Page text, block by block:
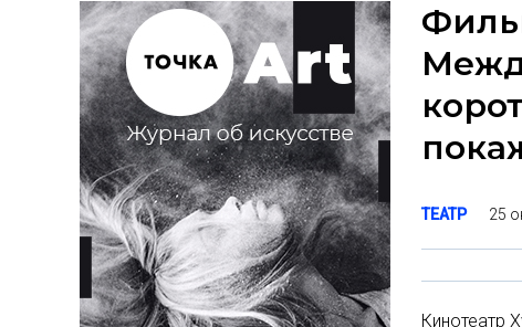
ТЕАТР 25
Кинотеатр